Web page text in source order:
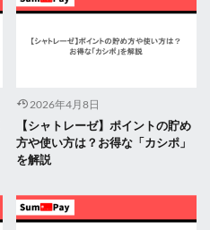
2026年4月8日
【シャトレーゼ】ポイントの貯め
方や使い方は？お得な「カシポ」
を解説